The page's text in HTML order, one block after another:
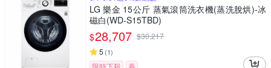
LG 樂金 15公斤 蒸氣滾筒洗衣機(蒸洗脫烘)-冰
磁白(WD-S15TBD)
$28,707 $30,217
5 (1)